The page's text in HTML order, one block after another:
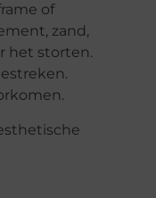
of
zand,
het storten.